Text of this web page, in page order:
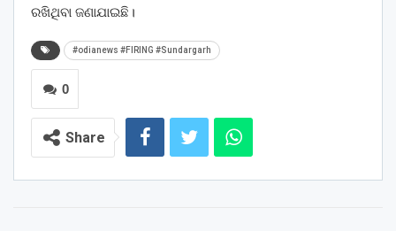
ରଖିଥିବା ଜଣାଯାଇଛି।
#odianews #FIRING #Sundargarh
0
Share